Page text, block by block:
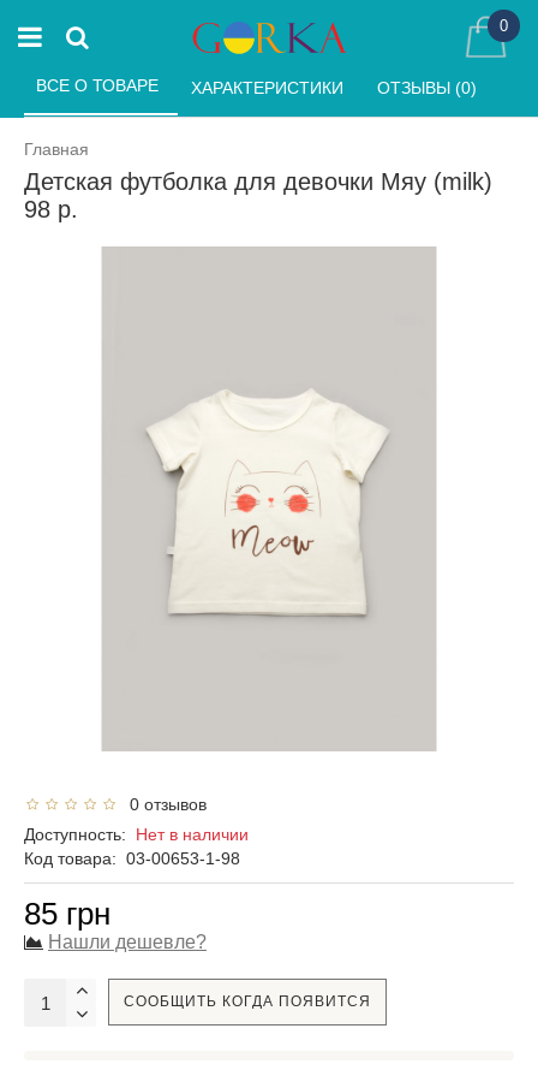
0
Главная
Детская футболка для девочки Мяу (milk)
98 р.
ВСЕ О ТОВАРЕ ХАРАКТЕРИСТИКИ ОТЗЫВЫ (0)
0 отзывов
Доступность: Нет в наличии
Код товара: 03-00653-1-98
85 грн
Нашли дешевле?
СООБЩИТЬ КОГДА ПОЯВИТСЯ